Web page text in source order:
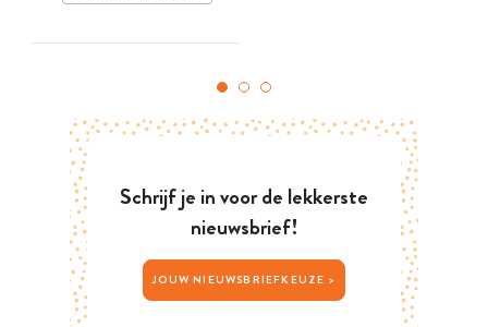
Schrijf je in voor de lekkerste
nieuwsbrief!
JOUW NIEUWSBRIEFKEUZE >